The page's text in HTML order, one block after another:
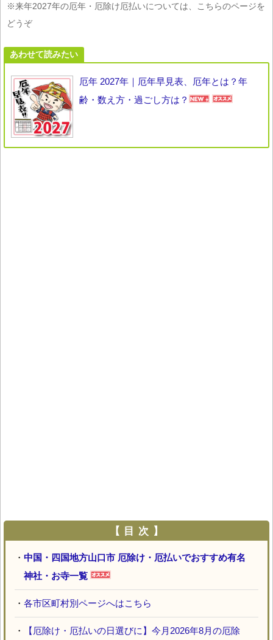
※来年2027年の厄年・厄除け厄払いについては、こちらのページを
どうぞ
あわせて読みたい
厄年 2027年｜厄年早見表、厄年とは？年
齢・数え方・過ごし方は？
【 目 次 】
・ 中国・四国地方山口市 厄除け・厄払いでおすすめ有名
神社・お寺一覧
・ 各市区町村別ページへはこちら
・ 【厄除け・厄払いの日選びに】今月2026年8月の厄除